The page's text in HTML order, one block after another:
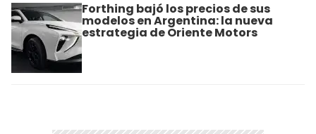
Forthing bajó los precios de sus
modelos en Argentina: la nueva
estrategia de Oriente Motors